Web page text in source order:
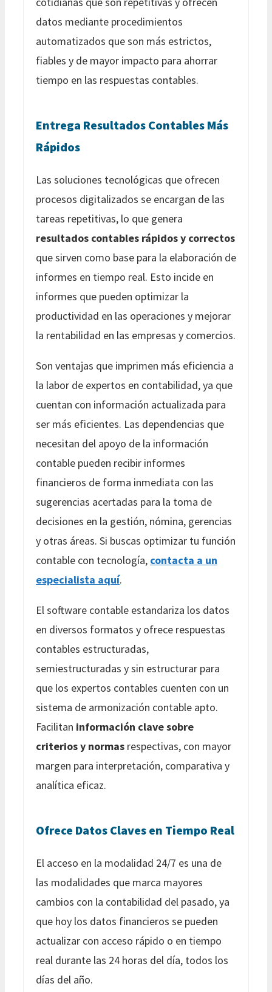
datos mediante procedimientos
automatizados que son más estrictos,
fiables y de mayor impacto para ahorrar
tiempo en las respuestas contables.
Entrega Resultados Contables Más
Rápidos
Las soluciones tecnológicas que ofrecen
procesos digitalizados se encargan de las
tareas repetitivas, lo que genera
resultados contables rápidos y correctos
que sirven como base para la elaboración de
informes en tiempo real. Esto incide en
informes que pueden optimizar la
productividad en las operaciones y mejorar
la rentabilidad en las empresas y comercios.
Son ventajas que imprimen más eficiencia a
la labor de expertos en contabilidad, ya que
cuentan con información actualizada para
ser más eficientes. Las dependencias que
necesitan del apoyo de la información
contable pueden recibir informes
financieros de forma inmediata con las
sugerencias acertadas para la toma de
decisiones en la gestión, nómina, gerencias
y otras áreas. Si buscas optimizar tu función
contable con tecnología, contacta a un
especialista aquí.
El software contable estandariza los datos
en diversos formatos y ofrece respuestas
contables estructuradas,
semiestructuradas y sin estructurar para
que los expertos contables cuenten con un
sistema de armonización contable apto.
Facilitan información clave sobre
criterios y normas respectivas, con mayor
margen para interpretación, comparativa y
analítica eficaz.
Ofrece Datos Claves en Tiempo Real
El acceso en la modalidad 24/7 es una de
las modalidades que marca mayores
cambios con la contabilidad del pasado, ya
que hoy los datos financieros se pueden
actualizar con acceso rápido o en tiempo
real durante las 24 horas del día, todos los
días del año.